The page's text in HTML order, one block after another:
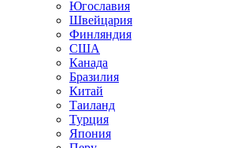
Югославия
Швейцария
Финляндия
США
Канада
Бразилия
Китай
Таиланд
Турция
Япония